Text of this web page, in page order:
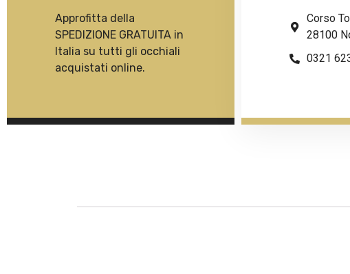
Approfitta della
SPEDIZIONE GRATUITA in
Italia su tutti gli occhiali
acquistati online.
Corso
28100
0321